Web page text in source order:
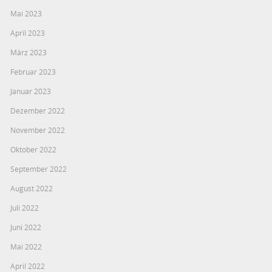
Mai 2023
April 2023
März 2023
Februar 2023
Januar 2023
Dezember 2022
November 2022
Oktober 2022
September 2022
August 2022
Juli 2022
Juni 2022
Mai 2022
April 2022